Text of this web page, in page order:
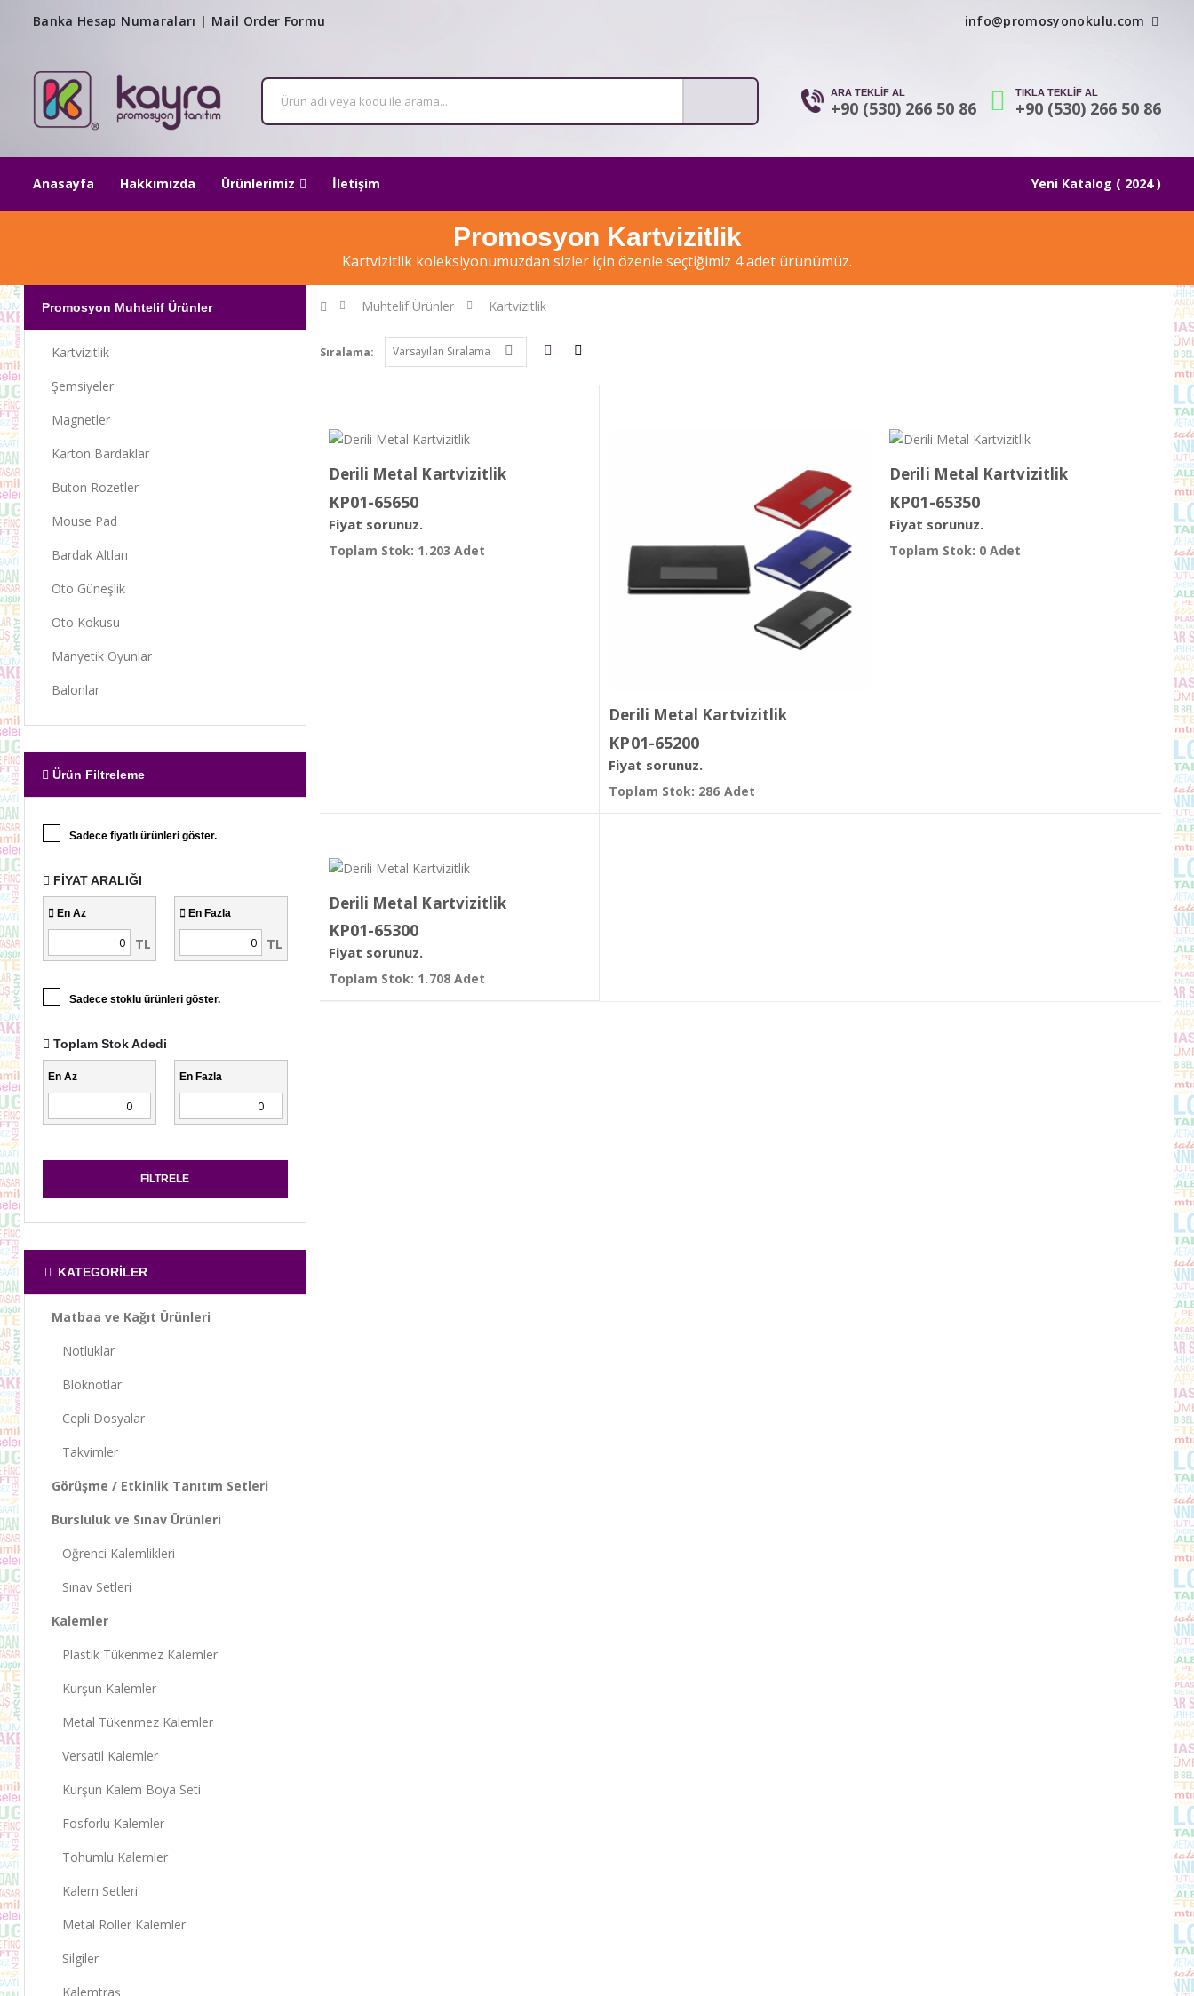
Banka Hesap Numaraları | Mail Order Formu info@promosyonokulu.com
ARA TEKLİF AL
+90 (530) 266 50 86
TIKLA TEKLİF AL
+90 (530) 266 50 86
Anasayfa Hakkımızda Ürünlerimiz İletişim Yeni Katalog ( 2024 )
Promosyon Kartvizitlik
Kartvizitlik koleksiyonumuzdan sizler için özenle seçtiğimiz 4 adet ürünümüz.
Promosyon Muhtelif Ürünler
Kartvizitlik
Şemsiyeler
Magnetler
Karton Bardaklar
Buton Rozetler
Mouse Pad
Bardak Altları
Oto Güneşlik
Oto Kokusu
Manyetik Oyunlar
Balonlar
Ürün Filtreleme
Sadece fiyatlı ürünleri göster.
FIYAT ARALIĞI
En Az
TL
En Fazla
TL
Sadece stoklu ürünleri göster.
Toplam Stok Adedi
En Az En Fazla
FILTRELE
KATEGORILER
Matbaa ve Kağıt Ürünleri
Notluklar
Bloknotlar
Cepli Dosyalar
Takvimler
Görüşme / Etkinlik Tanıtım Setleri
Bursluluk ve Sınav Ürünleri
Öğrenci Kalemlikleri
Sınav Setleri
Kalemler
Plastik Tükenmez Kalemler
Kurşun Kalemler
Metal Tükenmez Kalemler
Versatil Kalemler
Kurşun Kalem Boya Seti
Fosforlu Kalemler
Tohumlu Kalemler
Kalem Setleri
Metal Roller Kalemler
Silgiler
Kalemtraş
Muhtelif Ürünler Kartvizitlik
Sıralama:
Derili Metal Kartvizitlik
KP01-65650
Fiyat sorunuz.
Toplam Stok: 1.203 Adet
Derili Metal Kartvizitlik
KP01-65200
Fiyat sorunuz.
Toplam Stok: 286 Adet
Derili Metal Kartvizitlik
KP01-65350
Fiyat sorunuz.
Toplam Stok: 0 Adet
Derili Metal Kartvizitlik
KP01-65300
Fiyat sorunuz.
Toplam Stok: 1.708 Adet